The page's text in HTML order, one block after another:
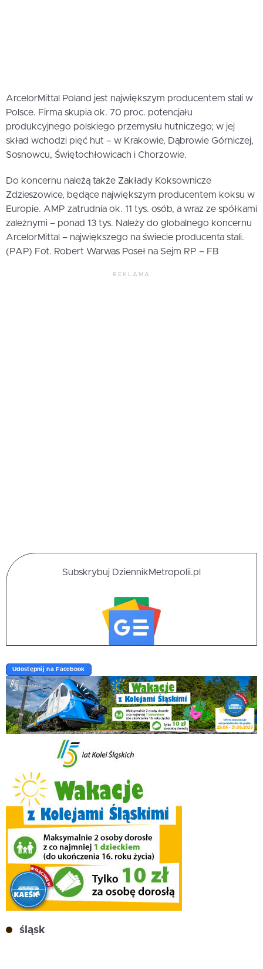
ArcelorMittal Poland jest największym producentem stali w
Polsce. Firma skupia ok. 70 proc. potencjału
produkcyjnego polskiego przemysłu hutniczego; w jej
skład wchodzi pięć hut – w Krakowie, Dąbrowie Górniczej,
Sosnowcu, Świętochłowicach i Chorzowie.
Do koncernu należą także Zakłady Koksownicze
Zdzieszowice, będące największym producentem koksu w
Europie. AMP zatrudnia ok. 11 tys. osób, a wraz ze spółkami
zależnymi – ponad 13 tys. Należy do globalnego koncernu
ArcelorMittal – największego na świecie producenta stali.
(PAP) Fot. Robert Warwas Poseł na Sejm RP – FB
REKLAMA
Subskrybuj DziennikMetropolii.pl
Udostępnij na Facebook
śląsk